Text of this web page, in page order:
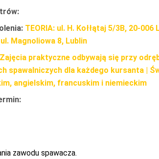
TEORIA: ul. H. Kołłątaj 5/3B, 20-006
Magnoliowa 8, Lublin
Zajęcia praktyczne odbywają się przy
spawalniczych dla każdego kursanta |
angielskim, francuskim i niemieckim
zawodu spawacza.